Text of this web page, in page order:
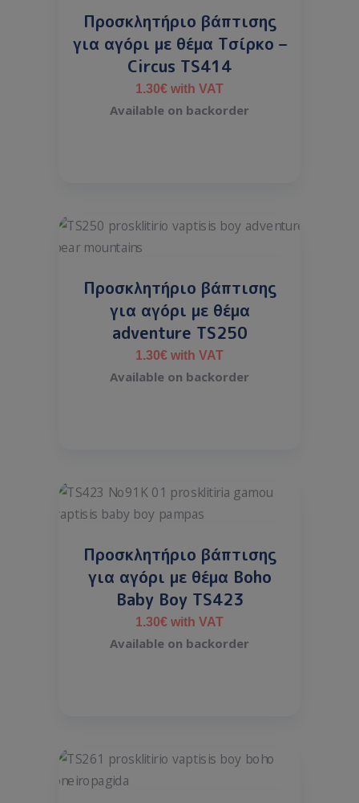
Προσκλητήριο βάπτισης
για αγόρι με θέμα Τσίρκο –
Circus TS414
1.30€ with VAT
Available on backorder
Προσκλητήριο βάπτισης
για αγόρι με θέμα
adventure TS250
1.30€ with VAT
Available on backorder
Προσκλητήριο βάπτισης
για αγόρι με θέμα Boho
Baby Boy TS423
1.30€ with VAT
Available on backorder